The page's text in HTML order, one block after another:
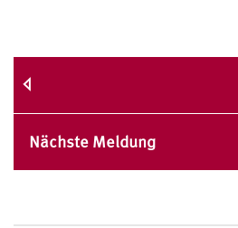
Nächste Meldung